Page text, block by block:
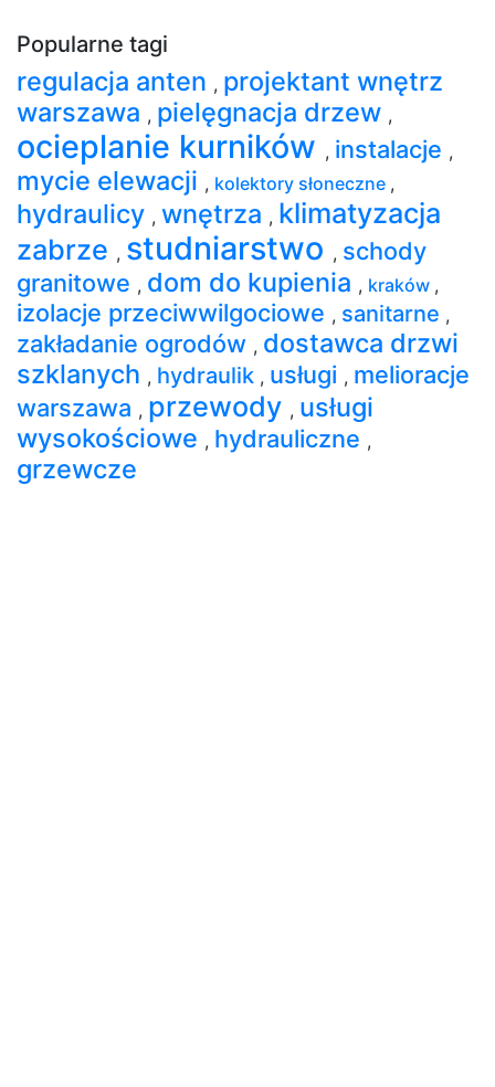
Popularne tagi
regulacja anten , projektant wnętrz
warszawa , pielęgnacja drzew ,
ocieplanie kurników , instalacje ,
mycie elewacji , kolektory słoneczne ,
hydraulicy , wnętrza , klimatyzacja
zabrze , studniarstwo , schody
granitowe , dom do kupienia , kraków ,
izolacje przeciwwilgociowe , sanitarne ,
zakładanie ogrodów , dostawca drzwi
szklanych , hydraulik , usługi , melioracje
warszawa , przewody , usługi
wysokościowe , hydrauliczne ,
grzewcze